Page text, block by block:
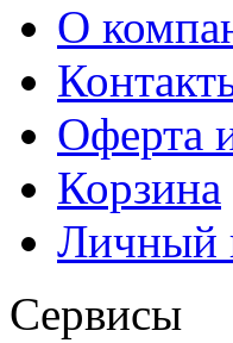
О
Оферта
Корзина
Личный
Сервисы